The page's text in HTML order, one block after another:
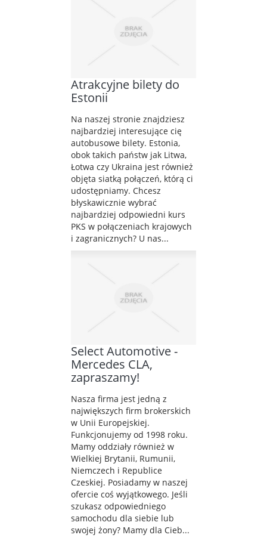
Atrakcyjne bilety do
Estonii
Na naszej stronie znajdziesz
najbardziej interesujące cię
autobusowe bilety. Estonia,
obok takich państw jak Litwa,
Łotwa czy Ukraina jest również
objęta siatką połączeń, którą ci
udostępniamy. Chcesz
błyskawicznie wybrać
najbardziej odpowiedni kurs
PKS w połączeniach krajowych
i zagranicznych? U nas...
Select Automotive -
Mercedes CLA,
zapraszamy!
Nasza firma jest jedną z
największych firm brokerskich
w Unii Europejskiej.
Funkcjonujemy od 1998 roku.
Mamy oddziały również w
Wielkiej Brytanii, Rumunii,
Niemczech i Republice
Czeskiej. Posiadamy w naszej
ofercie coś wyjątkowego. Jeśli
szukasz odpowiedniego
samochodu dla siebie lub
swojej żony? Mamy dla Cieb...